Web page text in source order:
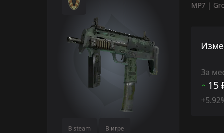
MP7 |
В steam В игре
За
15